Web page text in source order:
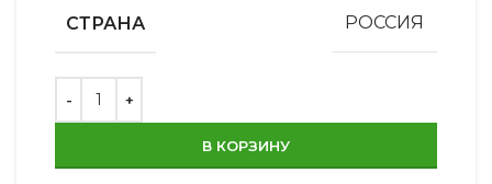
СТРАНА РОССИЯ
В КОРЗИНУ